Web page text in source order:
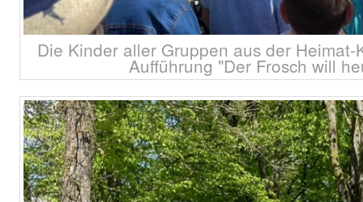
Die Kinder aller Gruppen aus der
Aufführung "Der Frosch will